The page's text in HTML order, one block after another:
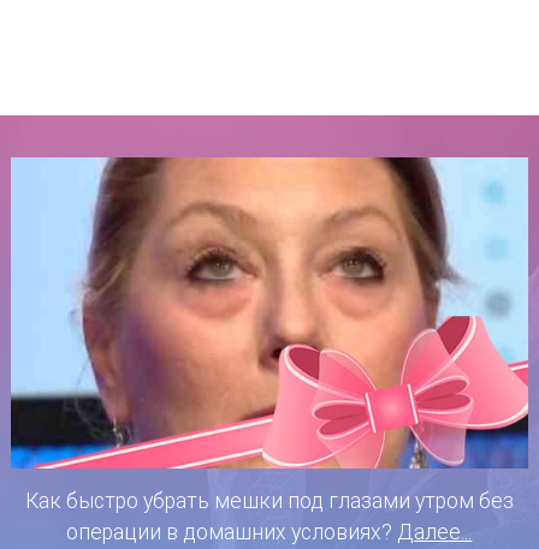
Как быстро убрать мешки под глазами утром без
операции в домашних условиях? Далее...